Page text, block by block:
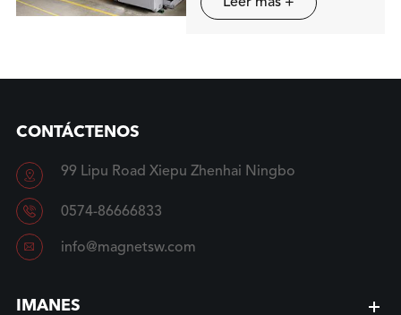
CONTÁCTENOS
 99 Lipu Road Xiepu Zhenhai Ningbo
 0574-86666833
 info@magnetsw.com
IMANES